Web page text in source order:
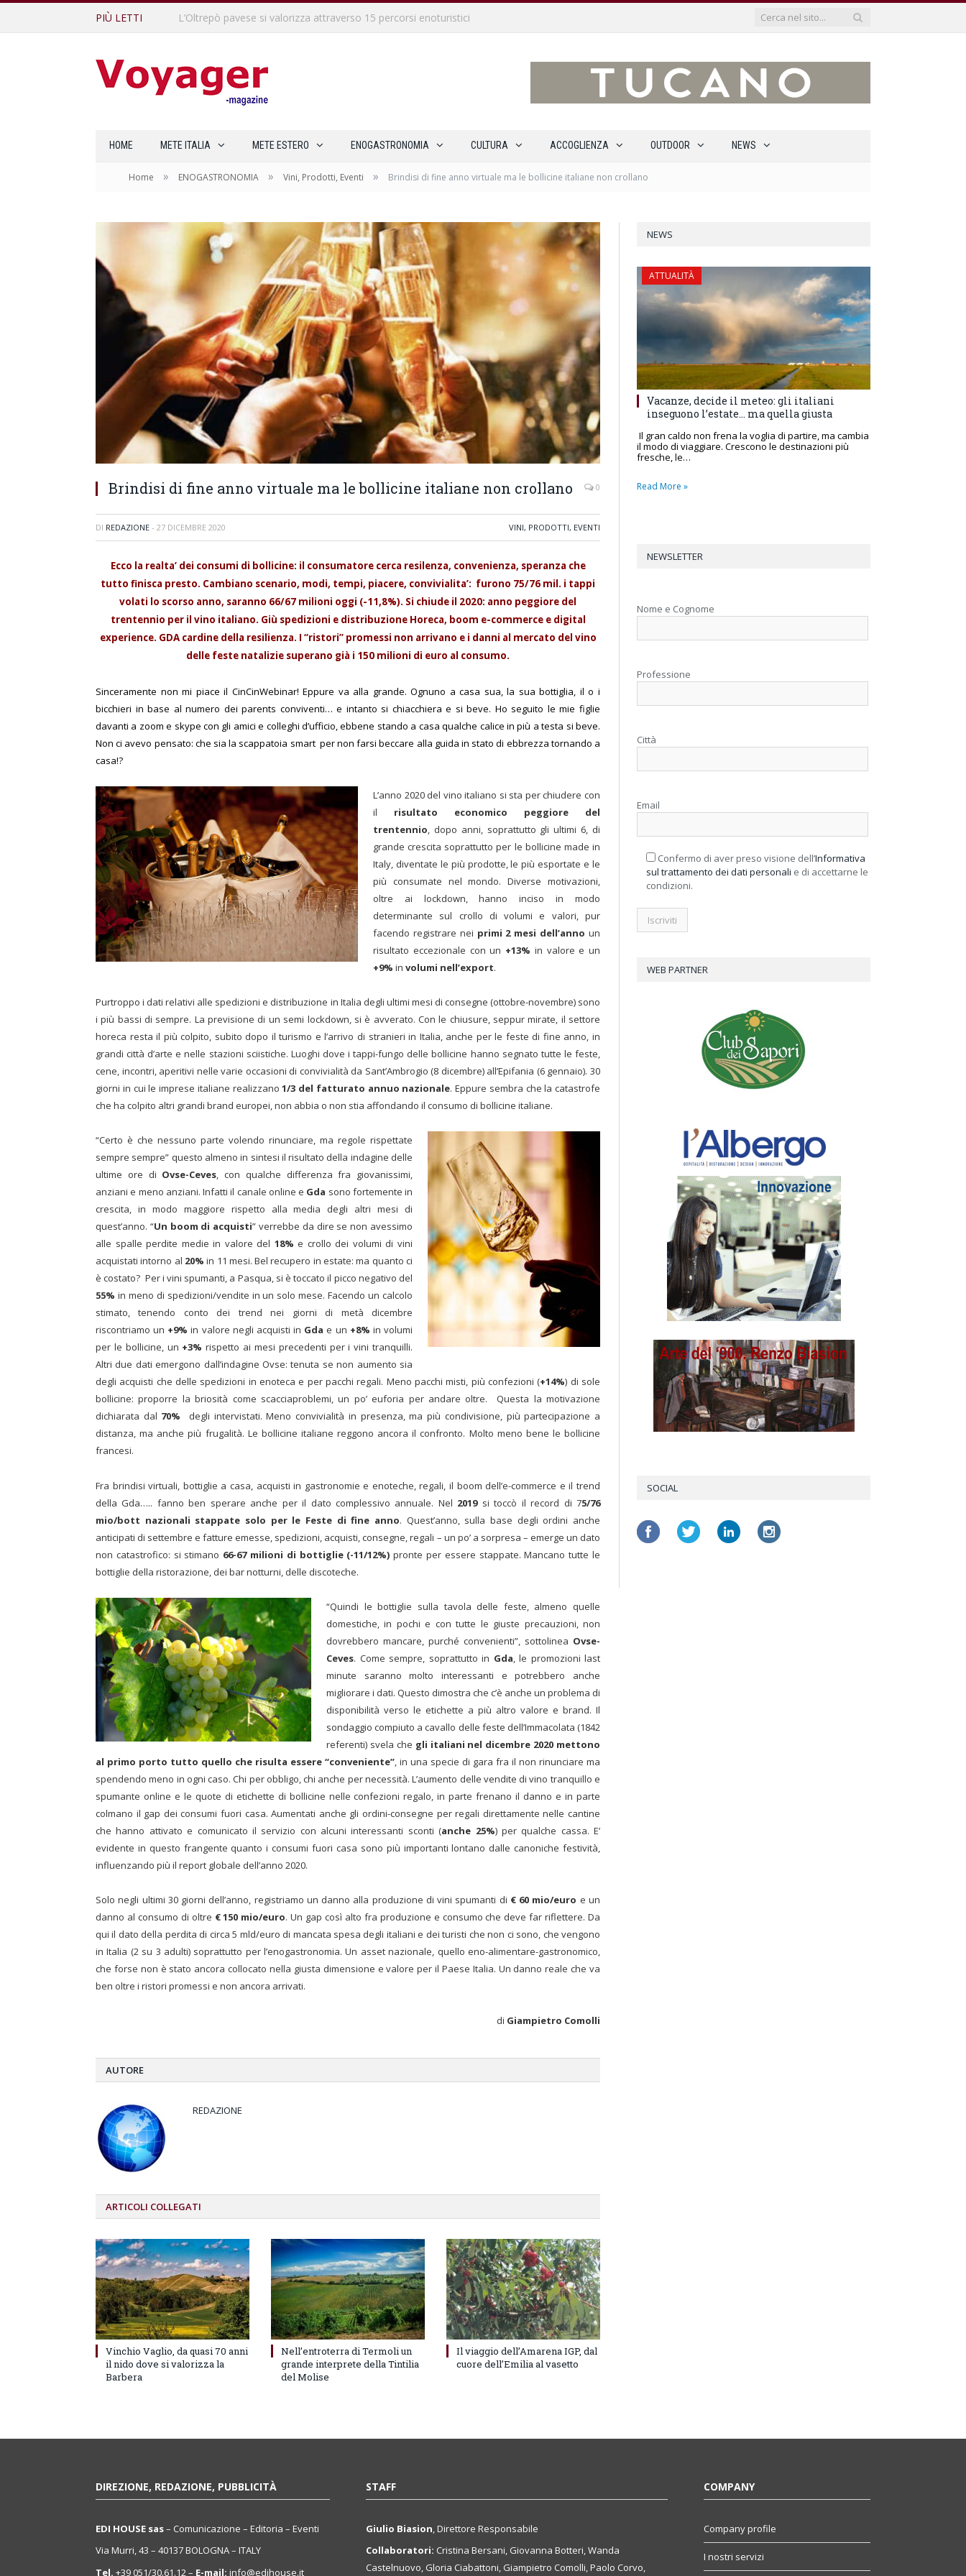
PIÙ LETTI L’Oltrepò pavese si valorizza attraverso 15 percorsi enoturistici
HOME METE ITALIA METE ESTERO ENOGASTRONOMIA CULTURA ACCOGLIENZA OUTDOOR NEWS
Home » ENOGASTRONOMIA » Vini, Prodotti, Eventi » Brindisi di fine anno virtuale ma le bollicine italiane non crollano
Brindisi di fine anno virtuale ma le bollicine italiane non crollano 0
DI REDAZIONE - 27 DICEMBRE 2020 VINI, PRODOTTI, EVENTI
Ecco la realta’ dei consumi di bollicine: il consumatore cerca resilenza, convenienza, speranza che
tutto finisca presto. Cambiano scenario, modi, tempi, piacere, convivialita’: furono 75/76 mil. i tappi
volati lo scorso anno, saranno 66/67 milioni oggi (-11,8%). Si chiude il 2020: anno peggiore del
trentennio per il vino italiano. Giù spedizioni e distribuzione Horeca, boom e-commerce e digital
experience. GDA cardine della resilienza. I “ristori” promessi non arrivano e i danni al mercato del vino
delle feste natalizie superano già i 150 milioni di euro al consumo.
Sinceramente non mi piace il CinCinWebinar! Eppure va alla grande. Ognuno a casa sua, la sua bottiglia, il o i
bicchieri in base al numero dei parents conviventi… e intanto si chiacchiera e si beve. Ho seguito le mie figlie
davanti a zoom e skype con gli amici e colleghi d’ufficio, ebbene stando a casa qualche calice in più a testa si beve.
Non ci avevo pensato: che sia la scappatoia smart per non farsi beccare alla guida in stato di ebbrezza tornando a
casa!?
L’anno 2020 del vino italiano si sta per chiudere con
il risultato economico peggiore del
trentennio, dopo anni, soprattutto gli ultimi 6, di
grande crescita soprattutto per le bollicine made in
Italy, diventate le più prodotte, le più esportate e le
più consumate nel mondo. Diverse motivazioni,
oltre ai lockdown, hanno inciso in modo
determinante sul crollo di volumi e valori, pur
facendo registrare nei primi 2 mesi dell’anno un
risultato eccezionale con un +13% in valore e un
+9% in volumi nell’export.
Purtroppo i dati relativi alle spedizioni e distribuzione in Italia degli ultimi mesi di consegne (ottobre-novembre) sono
i più bassi di sempre. La previsione di un semi lockdown, si è avverato. Con le chiusure, seppur mirate, il settore
horeca resta il più colpito, subito dopo il turismo e l’arrivo di stranieri in Italia, anche per le feste di fine anno, in
grandi città d’arte e nelle stazioni sciistiche. Luoghi dove i tappi-fungo delle bollicine hanno segnato tutte le feste,
cene, incontri, aperitivi nelle varie occasioni di convivialità da Sant’Ambrogio (8 dicembre) all’Epifania (6 gennaio). 30
giorni in cui le imprese italiane realizzano1/3 del fatturato annuo nazionale. Eppure sembra che la catastrofe
che ha colpito altri grandi brand europei, non abbia o non stia affondando il consumo di bollicine italiane.
“Certo è che nessuno parte volendo rinunciare, ma regole rispettate
sempre sempre” questo almeno in sintesi il risultato della indagine delle
ultime ore di Ovse-Ceves, con qualche differenza fra giovanissimi,
anziani e meno anziani. Infatti il canale online e Gda sono fortemente in
crescita, in modo maggiore rispetto alla media degli altri mesi di
quest’anno. “Un boom di acquisti” verrebbe da dire se non avessimo
alle spalle perdite medie in valore del 18% e crollo dei volumi di vini
acquistati intorno al 20% in 11 mesi. Bel recupero in estate: ma quanto ci
è costato? Per i vini spumanti, a Pasqua, si è toccato il picco negativo del
55% in meno di spedizioni/vendite in un solo mese. Facendo un calcolo
stimato, tenendo conto dei trend nei giorni di metà dicembre
riscontriamo un +9% in valore negli acquisti in Gdae un +8% in volumi
per le bollicine, un +3% rispetto ai mesi precedenti per i vini tranquilli.
Altri due dati emergono dall’indagine Ovse: tenuta se non aumento sia
degli acquisti che delle spedizioni in enoteca e per pacchi regali. Meno pacchi misti, più confezioni (+14%) di sole
bollicine: proporre la briosità come scacciaproblemi, un po’ euforia per andare oltre. Questa la motivazione
dichiarata dal 70% degli intervistati. Meno convivialità in presenza, ma più condivisione, più partecipazione a
distanza, ma anche più frugalità. Le bollicine italiane reggono ancora il confronto. Molto meno bene le bollicine
francesi.
Fra brindisi virtuali, bottiglie a casa, acquisti in gastronomie e enoteche, regali, il boom dell’e-commerce e il trend
della Gda….. fanno ben sperare anche per il dato complessivo annuale. Nel 2019si toccò il record di 75/76
mio/bott nazionali stappate solo per le Feste di fine anno. Quest’anno, sulla base degli ordini anche
anticipati di settembre e fatture emesse, spedizioni, acquisti, consegne, regali – un po’ a sorpresa – emerge un dato
non catastrofico: si stimano 66-67 milioni di bottiglie (-11/12%) pronte per essere stappate. Mancano tutte le
bottiglie della ristorazione, dei bar notturni, delle discoteche.
“Quindi le bottiglie sulla tavola delle feste, almeno quelle
domestiche, in pochi e con tutte le giuste precauzioni, non
dovrebbero mancare, purché convenienti”, sottolinea Ovse-
Ceves. Come sempre, soprattutto in Gda, le promozioni last
minute saranno molto interessanti e potrebbero anche
migliorare i dati. Questo dimostra che c’è anche un problema di
disponibilità verso le etichette a più altro valore e brand. Il
sondaggio compiuto a cavallo delle feste dell’Immacolata (1842
referenti) svela che gli italiani nel dicembre 2020 mettono
al primo porto tutto quello che risulta essere “conveniente”, in una specie di gara fra il non rinunciare ma
spendendo meno in ogni caso. Chi per obbligo, chi anche per necessità. L’aumento delle vendite di vino tranquillo e
spumante online e le quote di etichette di bollicine nelle confezioni regalo, in parte frenano il danno e in parte
colmano il gap dei consumi fuori casa. Aumentati anche gli ordini-consegne per regali direttamente nelle cantine
che hanno attivato e comunicato il servizio con alcuni interessanti sconti (anche 25%) per qualche cassa. E’
evidente in questo frangente quanto i consumi fuori casa sono più importanti lontano dalle canoniche festività,
influenzando più il report globale dell’anno 2020.
Solo negli ultimi 30 giorni dell’anno, registriamo un danno alla produzione di vini spumanti di € 60 mio/euro e un
danno al consumo di oltre € 150 mio/euro. Un gap così alto fra produzione e consumo che deve far riflettere. Da
qui il dato della perdita di circa 5 mld/euro di mancata spesa degli italiani e dei turisti che non ci sono, che vengono
in Italia (2 su 3 adulti) soprattutto per l’enogastronomia. Un asset nazionale, quello eno-alimentare-gastronomico,
che forse non è stato ancora collocato nella giusta dimensione e valore per il Paese Italia. Un danno reale che va
ben oltre i ristori promessi e non ancora arrivati.
di Giampietro Comolli
AUTORE
REDAZIONE
ARTICOLI COLLEGATI
Vinchio Vaglio, da quasi 70 anni
il nido dove si valorizza la
Barbera
Nell’entroterra di Termoli un
grande interprete della Tintilia
del Molise
Il viaggio dell’Amarena IGP, dal
cuore dell’Emilia al vasetto
NEWS
ATTUALITÀ
Vacanze, decide il meteo: gli italiani
inseguono l’estate… ma quella giusta
Il gran caldo non frena la voglia di partire, ma cambia
il modo di viaggiare. Crescono le destinazioni più
fresche, le…
Read More »
NEWSLETTER
Nome e Cognome
Professione
Città
Email
Confermo di aver preso visione dell’Informativa
sul trattamento dei dati personali e di accettarne le
condizioni.
WEB PARTNER
SOCIAL
DIREZIONE, REDAZIONE, PUBBLICITÀ
EDI HOUSE sas– Comunicazione – Editoria – Eventi
Via Murri, 43 – 40137 BOLOGNA – ITALY
Tel. +39 051/30.61.12 – E-mail: info@edihouse.it
STAFF
Giulio Biasion, Direttore Responsabile
Collaboratori: Cristina Bersani, Giovanna Botteri, Wanda
Castelnuovo, Gloria Ciabattoni, Giampietro Comolli, Paolo Corvo,
COMPANY
Company profile
I nostri servizi